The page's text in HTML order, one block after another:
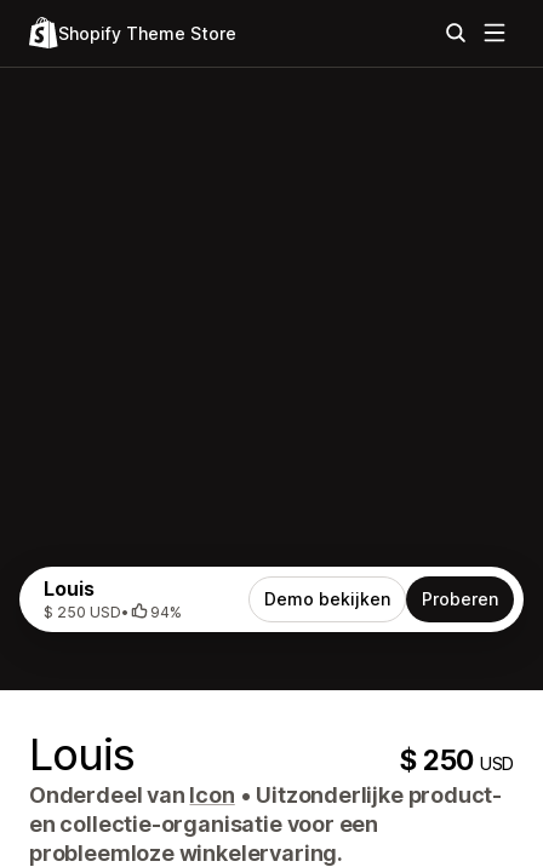
Shopify Theme Store
Louis
$ 250 USD• 94%
Demo bekijken Proberen
Louis $ 250USD
Onderdeel van Icon • Uitzonderlijke product-
en collectie-organisatie voor een
probleemloze winkelervaring.